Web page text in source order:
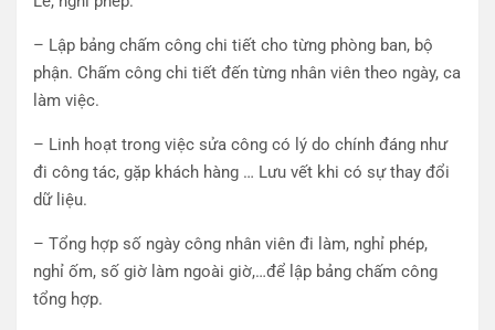
– Lập bảng chấm công chi tiết cho từng phòng ban, bộ
phận. Chấm công chi tiết đến từng nhân viên theo ngày, ca
làm việc.
– Linh hoạt trong việc sửa công có lý do chính đáng như
đi công tác, gặp khách hàng … Lưu vết khi có sự thay đổi
dữ liệu.
– Tổng hợp số ngày công nhân viên đi làm, nghỉ phép,
nghỉ ốm, số giờ làm ngoài giờ,…để lập bảng chấm công
tổng hợp.